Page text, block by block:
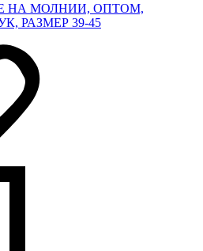
НА МОЛНИИ, ОПТОМ,
РАЗМЕР 39-45